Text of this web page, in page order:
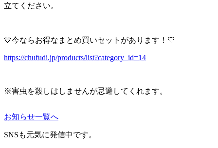
立てください。
💛今ならお得なまとめ買いセットがあります！💛
https://chufudi.jp/products/list?category_id=14
※害虫を殺しはしませんが忌避してくれます。
お知らせ一覧へ
SNSも元気に発信中です。